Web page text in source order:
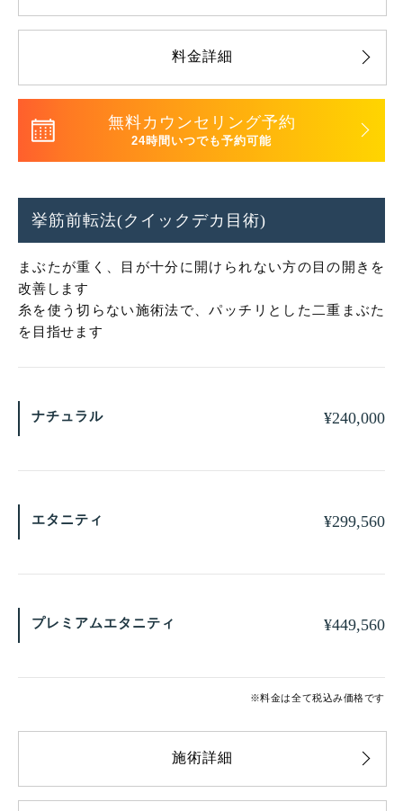
料金詳細
無料カウンセリング予約
24時間いつでも予約可能
挙筋前転法(クイックデカ目術)
まぶたが重く、目が十分に開けられない方の目の開きを
改善します
糸を使う切らない施術法で、パッチリとした二重まぶた
を目指せます
ナチュラル ¥240,000
エタニティ ¥299,560
プレミアムエタニティ ¥449,560
※料金は全て税込み価格です
施術詳細